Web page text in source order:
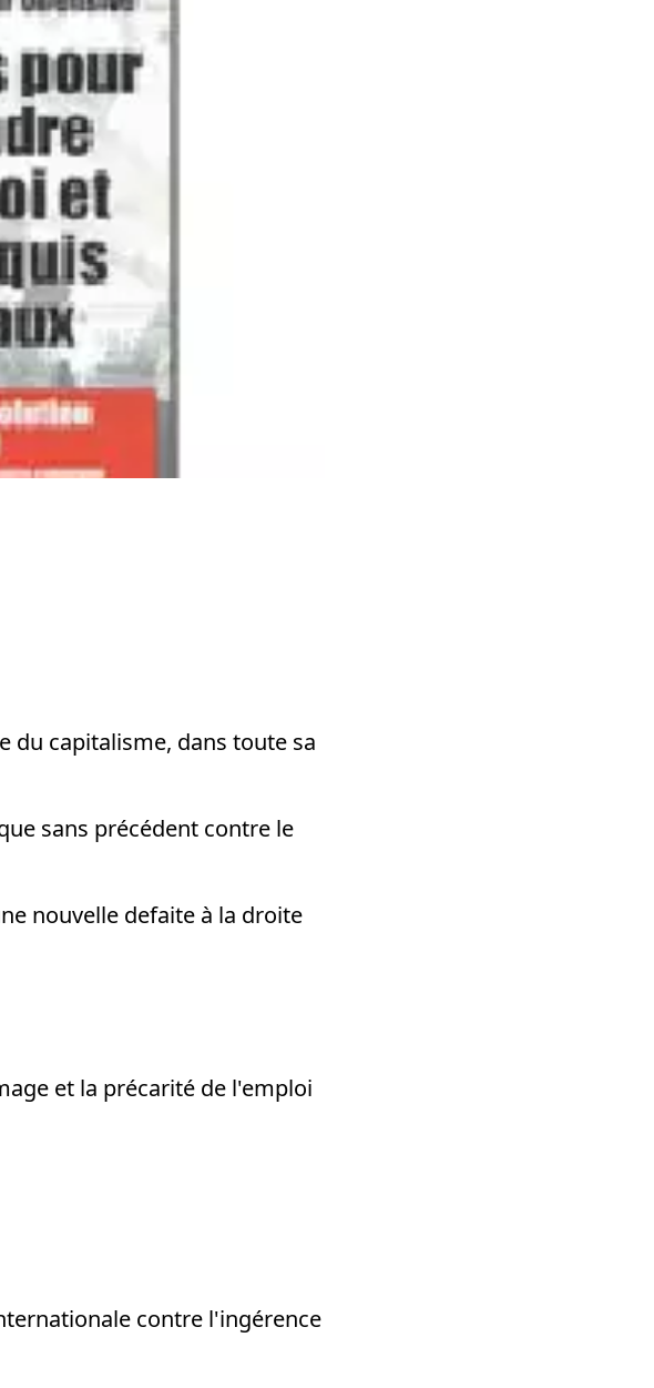
du capitalisme, dans toute sa
sans précédent contre le
nouvelle defaite à la droite
et la précarité de l'emploi
contre l'ingérence